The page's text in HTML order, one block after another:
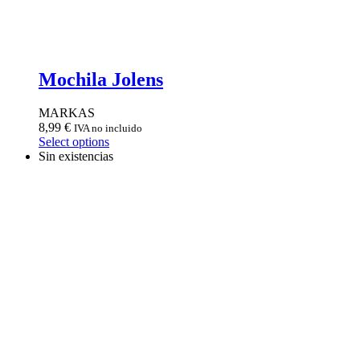
Mochila Jolens
MARKAS
8,99 € IVA no incluido
Select options
Sin existencias